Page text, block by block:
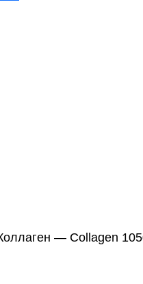
— Collagen